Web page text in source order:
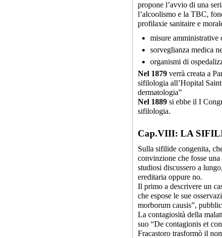
propone l’avvio di una
l’alcoolismo e la TBC,
profilaxie sanitaire e
misure
sorveglianza medica
organismi di
Nel 1879 verrà creata a
sifilologia all’Hopital
dermatologia”
Nel 1889 si ebbe il I
sifilologia.
Cap.VIII: LA
Sulla sifilide congenita,
convinzione che fosse
studiosi discussero a
ereditaria oppure no.
Il primo a descrivere un
che espose le sue
morborum causis”,
La contagiosità della
suo “De contagionis et
Fracastoro trasformò il